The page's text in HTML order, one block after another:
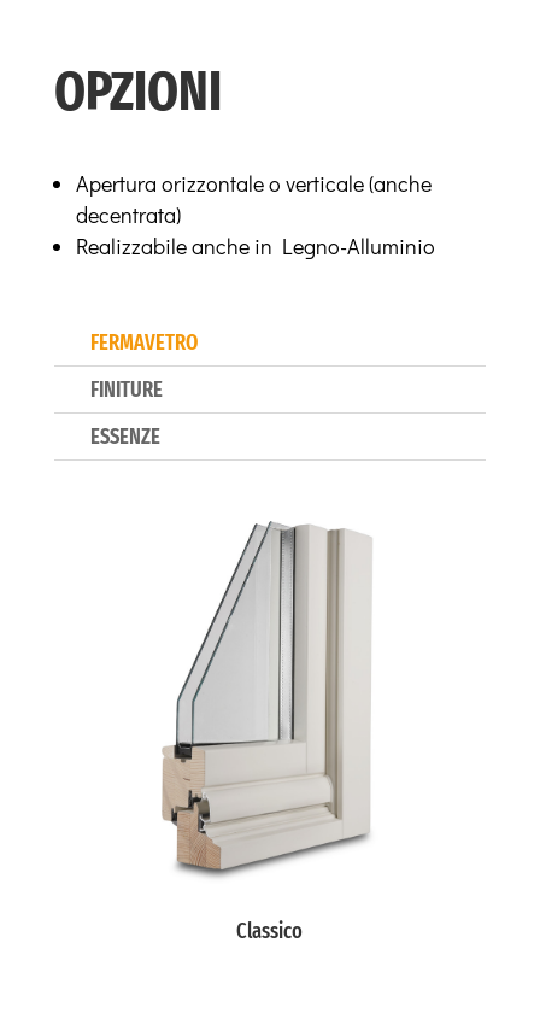
OPZIONI
Apertura orizzontale o verticale (anche
decentrata)
Realizzabile anche in Legno-Alluminio
FERMAVETRO
FINITURE
ESSENZE
Classico